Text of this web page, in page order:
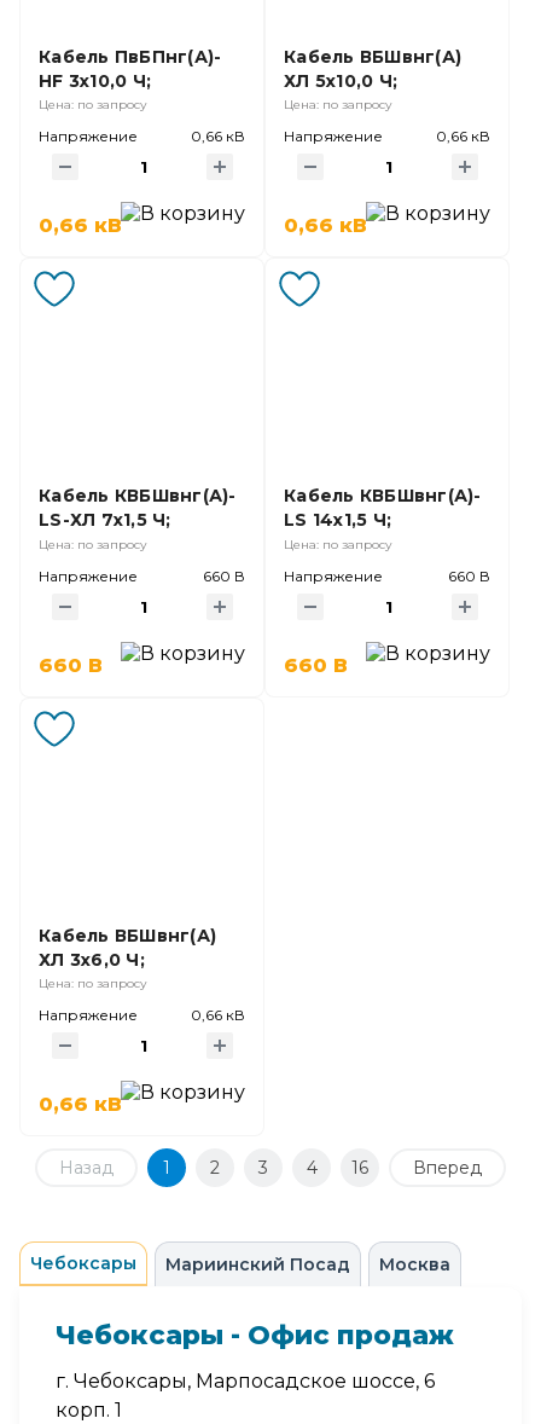
0,66 кВ
Кабель ПвБПнг(А)-
HF 3х10,0 Ч;
Цена: по запросу
Напряжение 0,66 кВ
0,66 кВ
Кабель ВБШвнг(А)
ХЛ 5х10,0 Ч;
Цена: по запросу
Напряжение 0,66 кВ
660 В
Кабель КВБШвнг(А)-
LS-ХЛ 7х1,5 Ч;
Цена: по запросу
Напряжение 660 В
660 В
Кабель КВБШвнг(А)-
LS 14х1,5 Ч;
Цена: по запросу
Напряжение 660 В
0,66 кВ
Кабель ВБШвнг(А)
ХЛ 3х6,0 Ч;
Цена: по запросу
Напряжение 0,66 кВ
Назад 1 2 3 4 16 Вперед
Чебоксары Мариинский Посад Москва
Чебоксары - Офис продаж
г. Чебоксары, Марпосадское шоссе, 6
корп. 1